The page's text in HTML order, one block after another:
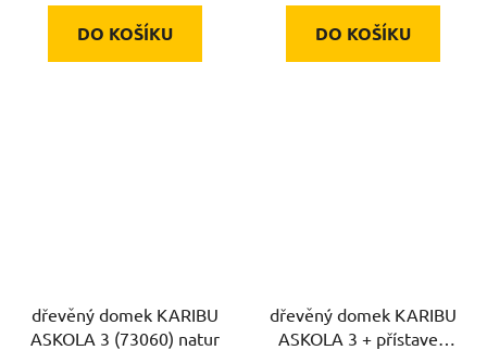
DO KOŠÍKU DO KOŠÍKU
dřevěný domek KARIBU
ASKOLA 3 (73060) natur
dřevěný domek KARIBU
ASKOLA 3 + přístavek